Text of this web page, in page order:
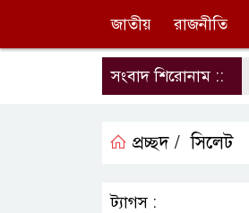
জাতীয় রাজনীতি
সংবাদ শিরোনাম ::
প্রচ্ছদ / সিলেট
ট্যাগস :